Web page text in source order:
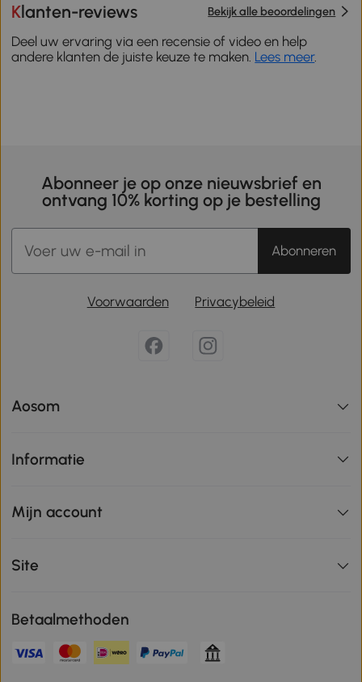
Klanten-reviews Bekijk alle beoordelingen
Deel uw ervaring via een recensie of video en help
andere klanten de juiste keuze te maken. Lees meer.
Abonneer je op onze nieuwsbrief en
ontvang 10% korting op je bestelling
Abonneren
Voorwaarden Privacybeleid
Aosom
Informatie
Mijn account
Site
Betaalmethoden